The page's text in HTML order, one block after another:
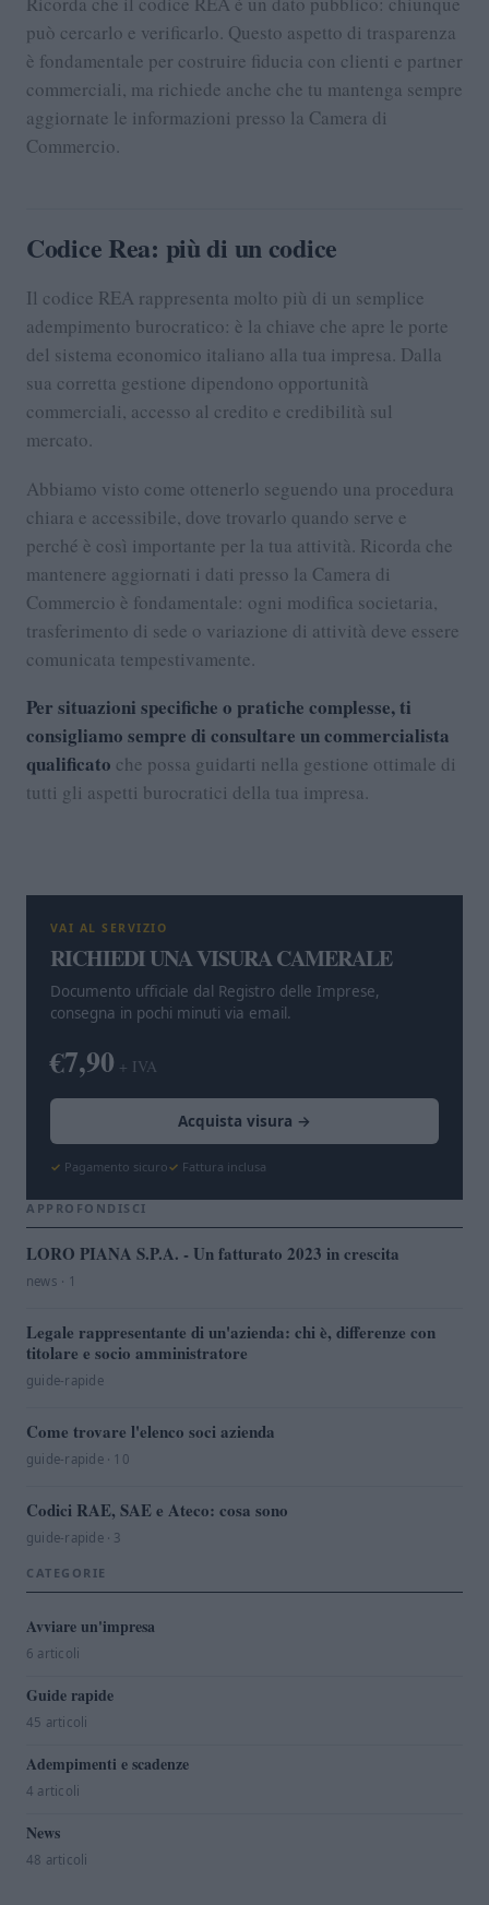
può cercarlo e verificarlo. Questo aspetto di trasparenza
è fondamentale per costruire fiducia con clienti e partner
commerciali, ma richiede anche che tu mantenga sempre
aggiornate le informazioni presso la Camera di
Commercio.
Codice Rea: più di un codice
Il codice REA rappresenta molto più di un semplice
adempimento burocratico: è la chiave che apre le porte
del sistema economico italiano alla tua impresa. Dalla
sua corretta gestione dipendono opportunità
commerciali, accesso al credito e credibilità sul
mercato.
Abbiamo visto come ottenerlo seguendo una procedura
chiara e accessibile, dove trovarlo quando serve e
perché è così importante per la tua attività. Ricorda che
mantenere aggiornati i dati presso la Camera di
Commercio è fondamentale: ogni modifica societaria,
trasferimento di sede o variazione di attività deve essere
comunicata tempestivamente.
Per situazioni specifiche o pratiche complesse, ti
consigliamo sempre di consultare un commercialista
qualificato che possa guidarti nella gestione ottimale di
tutti gli aspetti burocratici della tua impresa.
VAI AL SERVIZIO
RICHIEDI UNA VISURA CAMERALE
Documento ufficiale dal Registro delle Imprese,
consegna in pochi minuti via email.
€7,90 + IVA
Acquista visura →
Pagamento sicuro Fattura inclusa
APPROFONDISCI
LORO PIANA S.P.A. - Un fatturato 2023 in crescita
news · 1
Legale rappresentante di un'azienda: chi è, differenze con
titolare e socio amministratore
guide-rapide
Come trovare l'elenco soci azienda
guide-rapide · 10
Codici RAE, SAE e Ateco: cosa sono
guide-rapide · 3
CATEGORIE
Avviare un'impresa
6 articoli
Guide rapide
45 articoli
Adempimenti e scadenze
4 articoli
News
48 articoli